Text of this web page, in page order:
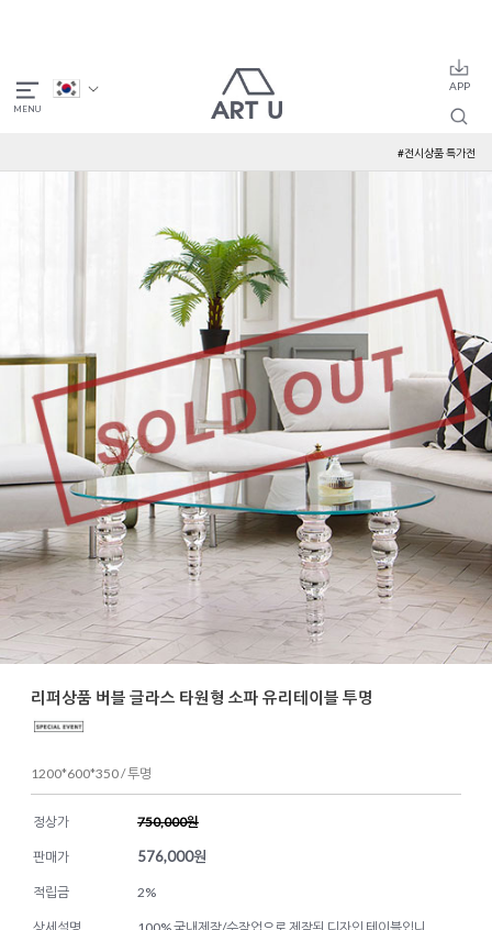
#전시상품 특가전
리퍼상품 버블 글라스 타원형 소파 유리테이블 투명
1200*600*350 / 투명
정상가 750,000원
판매가 576,000원
적립금 2%